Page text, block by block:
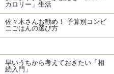
カロリー」生活
佐々木さんお勧め！ 予算別コンビ
ニごはんの選び方
早いうちから考えておきたい「相
続入門」